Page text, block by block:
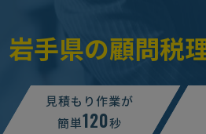
岩手県の顧問税
見積もり作業が
簡単120秒